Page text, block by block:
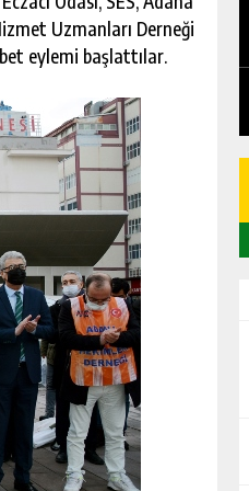
Uzmanları Derneği
eylemi başlattılar.
HABER AKIŞI